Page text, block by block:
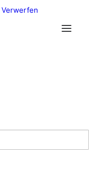
Verwerfen